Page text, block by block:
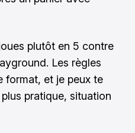
plutôt en 5 contre
Les règles
format, et je peux te
pratique, situation